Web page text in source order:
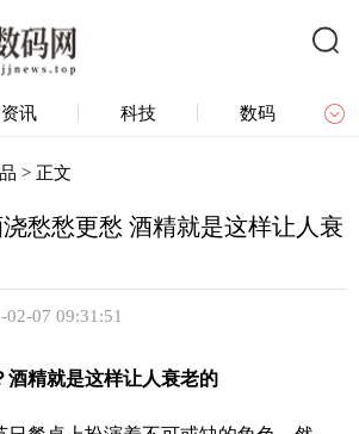
资讯 科技
数码
> 正文
愁愁更愁 酒精就是这样让人衰
07 09:31:51
酒精就是这样让人衰老的